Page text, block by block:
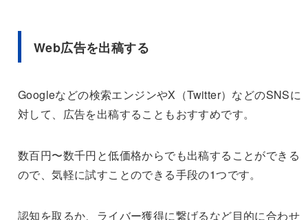
Web広告を出稿する
Googleなどの検索エンジンやX（Twitter）などのSNSに
対して、広告を出稿することもおすすめです。
数百円〜数千円と低価格からでも出稿することができる
ので、気軽に試すことのできる手段の1つです。
認知を取るか、ライバー獲得に繋げるなど目的に合わせ